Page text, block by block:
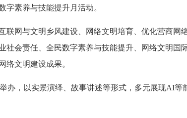
字素养与技能提升月活动。
联网与文明乡风建设、网络文明培育、优化营商
社会责任、全民数字素养与技能提升、网络文明国
络文明建设成果。
办，以实景演绎、故事讲述等形式，多元展现AI